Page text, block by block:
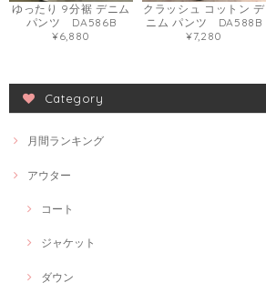
ゆったり 9分裾 デニム
パンツ DA586B
¥6,880
クラッシュ コットン デ
ニム パンツ DA588B
¥7,280
Category
月間ランキング
アウター
コート
ジャケット
ダウン